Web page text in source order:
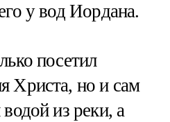
у вод Иордана.
посетил
Христа, но и сам
из реки, а